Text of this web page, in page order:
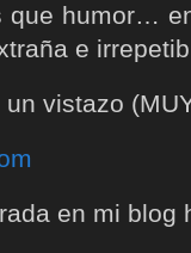
que humor…
e
vistazo
en mi blog